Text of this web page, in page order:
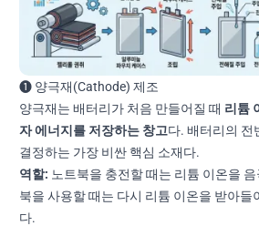
❶ 양극재(Cathode) 제조
양극재는 배터리가 처음 만들어질 때 리튬
자 에너지를 저장하는 창고다. 배터리의 전
결정하는 가장 비싼 핵심 소재다.
역할: 노트북을 충전할 때는 리튬 이온을
북을 사용할 때는 다시 리튬 이온을 받아들
다.